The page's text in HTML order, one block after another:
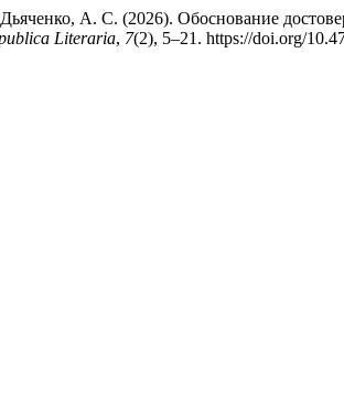
А. С. (2026). Обоснование
Literaria, 7(2), 5–21. https://doi.org/